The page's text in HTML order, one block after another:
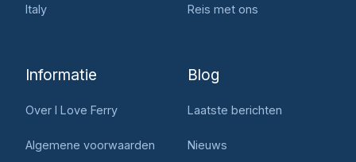
Italy Reis met ons
Informatie
Over I Love Ferry
Algemene voorwaarden
Blog
Laatste berichten
Nieuws